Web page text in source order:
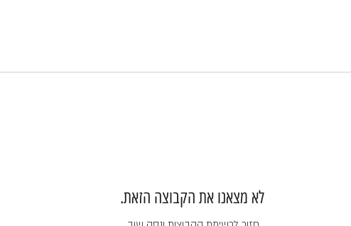
לא מצאנו את הקבוצה הזאת.